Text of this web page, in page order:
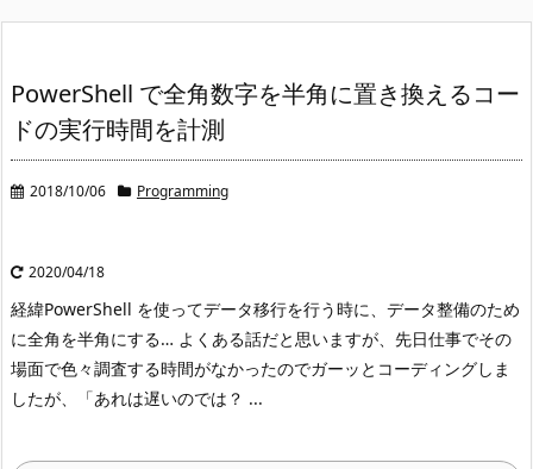
PowerShell で全角数字を半角に置き換えるコー
ドの実行時間を計測
2018/10/06 Programming
2020/04/18
経緯PowerShell を使ってデータ移行を行う時に、データ整備のため
に全角を半角にする… よくある話だと思いますが、先日仕事でその
場面で色々調査する時間がなかったのでガーッとコーディングしま
したが、「あれは遅いのでは？ ...